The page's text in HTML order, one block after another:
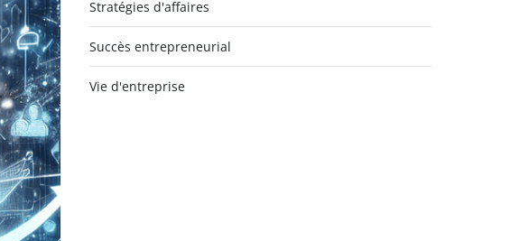
Stratégies d'affaires
Succès entrepreneurial
Vie d'entreprise